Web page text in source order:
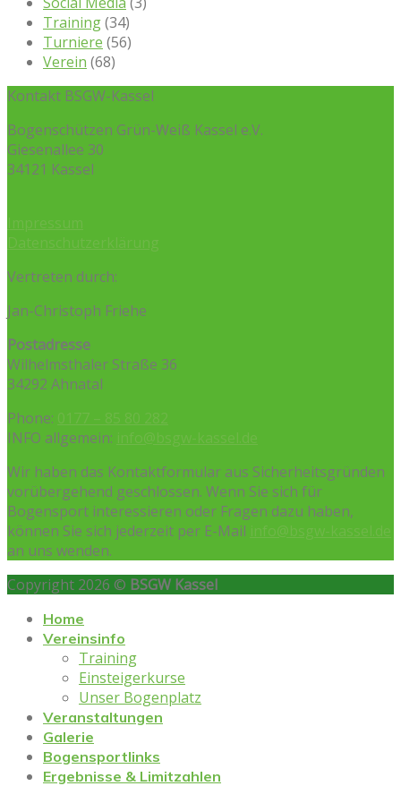
Training(34)
Turniere (56)
Verein (68)
Kontakt BSGW-Kassel
Bogenschützen Grün-Weiß Kassel e.V.
Giesenallee 30
34121 Kassel
Impressum
Datenschutzerklärung
Vertreten durch:
Jan-Christoph Friehe
Postadresse
Wilhelmsthaler Straße 36
34292 Ahnatal
Phone: 0177 – 85 80 282
INFO allgemein: info@bsgw-kassel.de
Wir haben das Kontaktformular aus Sicherheitsgründen
vorübergehend geschlossen. Wenn Sie sich für
Bogensport interessieren oder Fragen dazu haben,
können Sie sich jederzeit per E-Mail info@bsgw-kassel.de
an uns wenden.
Copyright 2026 © BSGW Kassel
Home
Vereinsinfo
Training
Einsteigerkurse
Unser Bogenplatz
Veranstaltungen
Galerie
Bogensportlinks
Ergebnisse & Limitzahlen